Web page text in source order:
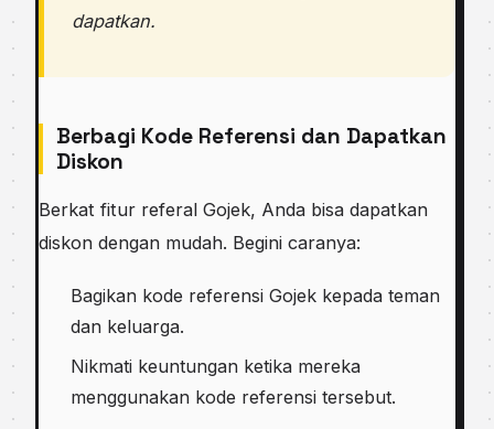
dapatkan.
Berbagi Kode Referensi dan Dapatkan
Diskon
Berkat fitur referal Gojek, Anda bisa dapatkan
diskon dengan mudah. Begini caranya:
Bagikan kode referensi Gojek kepada teman
dan keluarga.
Nikmati keuntungan ketika mereka
menggunakan kode referensi tersebut.